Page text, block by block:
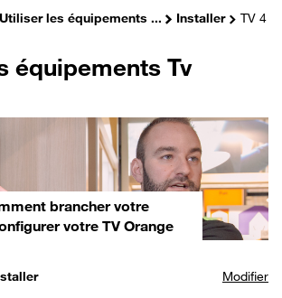
Utiliser les équipements ... Installer TV 4
équipements Tv
brancher votre
votre TV Orange
Modifier